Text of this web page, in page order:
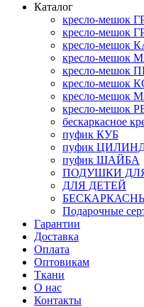
Каталог
кресло-мешок
кресло-мешок
кресло-мешок
кресло-мешок
кресло-мешок
кресло-мешок
кресло-
кресло-
бескаркасное
пуфик КУБ
пуфик
пуфик ШАЙБА
ПОДУШКИ
ДЛЯ ДЕТЕЙ
Подарочные
Гарантии
Доставка
Оплата
Оптовикам
Ткани
О нас
Контакты